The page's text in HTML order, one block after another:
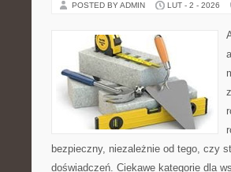
POSTED BY ADMIN LUT - 2 - 2026
bezpieczny, niezależnie od tego, czy
doświadczeń. Ciekawe kategorie dla